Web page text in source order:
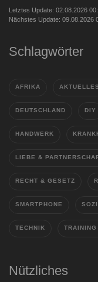
Letztes Update: 02.08.2026
Nächstes Update: 09.08.2026
Schlagwörter
AFRIKA AKTUELLES
DEUTSCHLAND DIY
HANDWERK
LIEBE &
RECHT & GESETZ
SMARTPHONE
TECHNIK
Nützliches